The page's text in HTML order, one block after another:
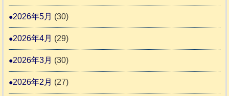
議
震
援
報
2026年5月 (30)
2026年4月 (29)
2026年3月 (30)
2026年2月 (27)